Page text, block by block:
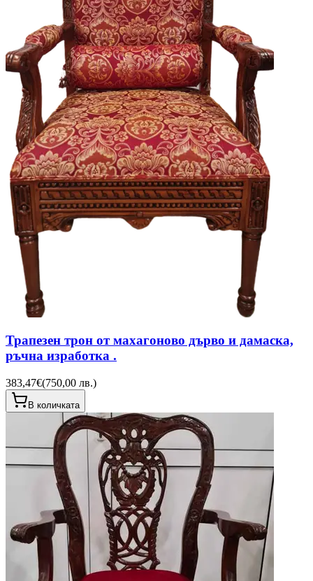
Трапезен трон от махагоново дърво и дамаска,
ръчна изработка .
383,47€(750,00 лв.)
В количката